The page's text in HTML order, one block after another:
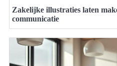
Zakelijke illustraties laten
communicatie